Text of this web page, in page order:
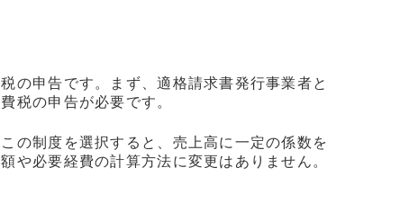
の申告です。まず、適格請求書発行事業者と
税の申告が必要です。
の制度を選択すると、売上高に一定の係数を
や必要経費の計算方法に変更はありません。